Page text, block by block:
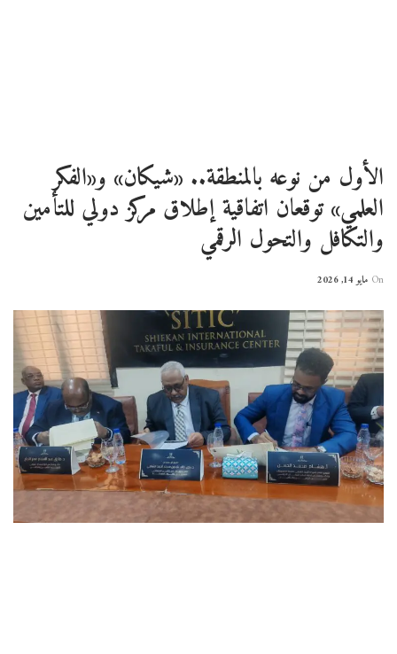
الأول من نوعه بالمنطقة.. «شيكان» و«الفكر
العلمي» توقعان اتفاقية إطلاق مركز دولي للتأمين
والتكافل والتحول الرقمي
On مايو 14, 2026